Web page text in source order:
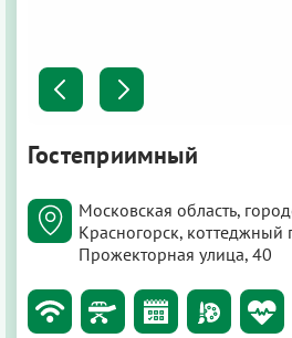
Гостеприимный
Московская область,
Красногорск, коттеджный
Прожекторная улица, 40